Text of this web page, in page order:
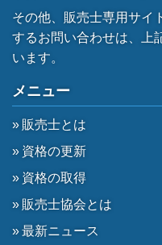
その他、販売士専用サイ
するお問い合わせは、上
います。
メニュー
販売士とは
資格の更新
資格の取得
販売士協会とは
最新ニュース